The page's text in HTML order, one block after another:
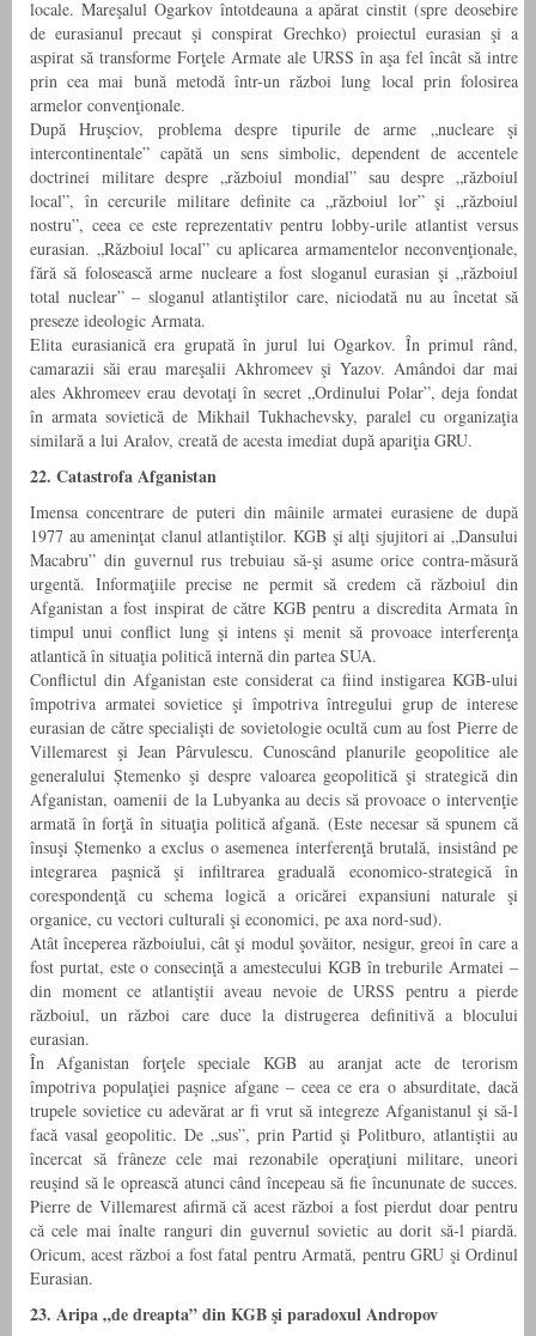
locale. Mareşalul Ogarkov întotdeauna a apărat cinstit (spre deosebire
de eurasianul precaut şi conspirat Grechko) proiectul eurasian şi a
aspirat să transforme Forţele Armate ale URSS în aşa fel încât să intre
prin cea mai bună metodă într-un război lung local prin folosirea
armelor convenţionale.
După Hruşciov, problema despre tipurile de arme „nucleare şi
intercontinentale” capătă un sens simbolic, dependent de accentele
doctrinei militare despre „războiul mondial” sau despre „războiul
local”, în cercurile militare definite ca „războiul lor” şi „războiul
nostru”, ceea ce este reprezentativ pentru lobby-urile atlantist versus
eurasian. „Războiul local” cu aplicarea armamentelor neconvenţionale,
fără să folosească arme nucleare a fost sloganul eurasian şi „războiul
total nuclear” – sloganul atlantiştilor care, niciodată nu au încetat să
preseze ideologic Armata.
Elita eurasianică era grupată în jurul lui Ogarkov. În primul rând,
camarazii săi erau mareşalii Akhromeev şi Yazov. Amândoi dar mai
ales Akhromeev erau devotaţi în secret „Ordinului Polar”, deja fondat
în armata sovietică de Mikhail Tukhachevsky, paralel cu organizaţia
similară a lui Aralov, creată de acesta imediat după apariţia GRU.
22. Catastrofa Afganistan
Imensa concentrare de puteri din mâinile armatei eurasiene de după
1977 au ameninţat clanul atlantiştilor. KGB şi alţi sjujitori ai „Dansului
Macabru” din guvernul rus trebuiau să-şi asume orice contra-măsură
urgentă. Informaţiile precise ne permit să credem că războiul din
Afganistan a fost inspirat de către KGB pentru a discredita Armata în
timpul unui conflict lung şi intens şi menit să provoace interferenţa
atlantică în situaţia politică internă din partea SUA.
Conflictul din Afganistan este considerat ca fiind instigarea KGB-ului
împotriva armatei sovietice şi împotriva întregului grup de interese
eurasian de către specialişti de sovietologie ocultă cum au fost Pierre de
Villemarest şi Jean Pârvulescu. Cunoscând planurile geopolitice ale
generalului Ștemenko şi despre valoarea geopolitică şi strategică din
Afganistan, oamenii de la Lubyanka au decis să provoace o intervenţie
armată în forţă în situaţia politică afgană. (Este necesar să spunem că
însuşi Ștemenko a exclus o asemenea interferenţă brutală, insistând pe
integrarea paşnică şi infiltrarea graduală economico-strategică în
corespondenţă cu schema logică a oricărei expansiuni naturale şi
organice, cu vectori culturali şi economici, pe axa nord-sud).
Atât începerea războiului, cât şi modul şovăitor, nesigur, greoi în care a
fost purtat, este o consecinţă a amestecului KGB în treburile Armatei –
din moment ce atlantiştii aveau nevoie de URSS pentru a pierde
războiul, un război care duce la distrugerea definitivă a blocului
eurasian.
În Afganistan forţele speciale KGB au aranjat acte de terorism
împotriva populaţiei paşnice afgane – ceea ce era o absurditate, dacă
trupele sovietice cu adevărat ar fi vrut să integreze Afganistanul şi să-l
facă vasal geopolitic. De „sus”, prin Partid şi Politburo, atlantiştii au
încercat să frâneze cele mai rezonabile operaţiuni militare, uneori
reuşind să le oprească atunci când începeau să fie încununate de succes.
Pierre de Villemarest afirmă că acest război a fost pierdut doar pentru
că cele mai înalte ranguri din guvernul sovietic au dorit să-l piardă.
Oricum, acest război a fost fatal pentru Armată, pentru GRU şi Ordinul
Eurasian.
23. Aripa „de dreapta” din KGB şi paradoxul Andropov